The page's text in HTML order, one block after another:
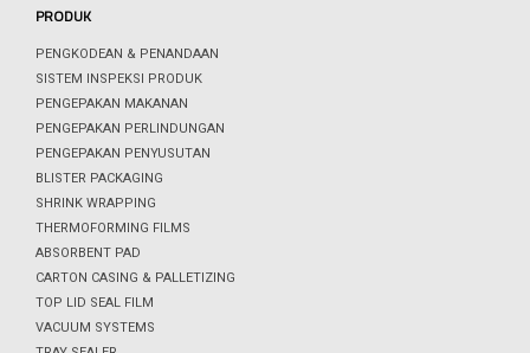
PRODUK
PENGKODEAN & PENANDAAN
SISTEM INSPEKSI PRODUK
PENGEPAKAN MAKANAN
PENGEPAKAN PERLINDUNGAN
PENGEPAKAN PENYUSUTAN
BLISTER PACKAGING
SHRINK WRAPPING
THERMOFORMING FILMS
ABSORBENT PAD
CARTON CASING & PALLETIZING
TOP LID SEAL FILM
VACUUM SYSTEMS